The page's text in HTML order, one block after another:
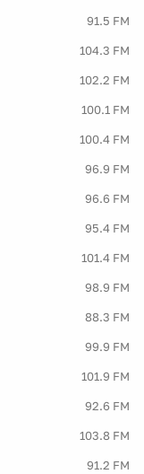
91.5 FM
104.3 FM
102.2 FM
100.1 FM
100.4 FM
96.9 FM
96.6 FM
95.4 FM
101.4 FM
98.9 FM
88.3 FM
99.9 FM
101.9 FM
92.6 FM
103.8 FM
91.2 FM